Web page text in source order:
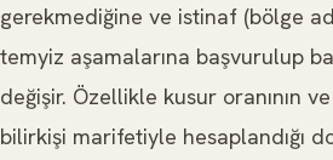
gerekmediğine ve istinaf (bölge
temyiz aşamalarına başvurulup
değişir. Özellikle kusur oranının
bilirkişi marifetiyle hesaplandığı